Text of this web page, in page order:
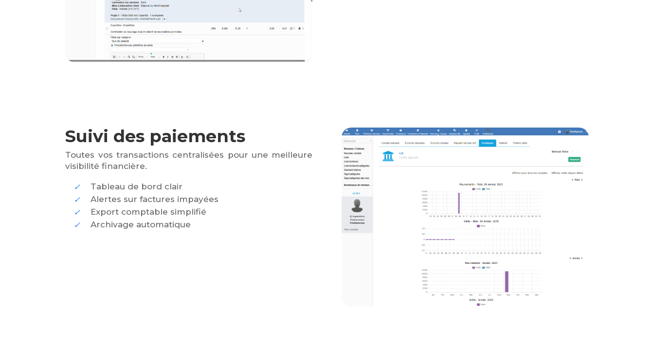
Suivi des paiements
Toutes vos transactions centralisées pour une meilleure
visibilité financière.
Tableau de bord clair
Alertes sur factures impayées
Export comptable simplifié
Archivage automatique